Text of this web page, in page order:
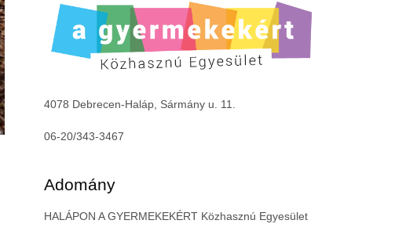
4078 Debrecen-Haláp, Sármány u. 11.
06-20/343-3467
Adomány
HALÁPON A GYERMEKEKÉRT Közhasznú Egyesület